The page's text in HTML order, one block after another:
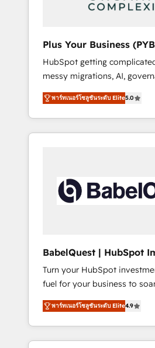
500+ HubSpot CRM
Google AI Overviews. HubSpot Impact Award
- Customer First HubSpot
Integrations Innovation
Award - Platform Migration
HubSpot Impact Award -
40+ full-time HubSpot
certifications and
Plus Your Business
Europe
HubSpot getting
messy migrations, AI,
organise that complexity, so
put HubSpot to work... Welcome to our
Profile! We help with: • CRM implementation,
reports, workflows, and
governance for HubSpot-
A little about us: • Boutique 'Elite' team of 12 •
42001:2023 certified - the AI
standard • GuardHub: our
framework, built on ISO 42001 Ready for
next step? Click the 👈 '𝗖𝗼𝗻𝘁𝗮𝗰𝘁 𝗯𝘂𝘀𝗶𝗻𝗲𝘀𝘀'
button to get in touch (𝘸𝘦'𝘳𝘦
𝘳𝘦𝘴𝘱𝘰𝘯𝘴𝘪𝘷𝘦)
พาร์ทเนอร์โซลูชันระดับ Elite5.0
BabelQuest | HubSpot
& Consultancy
Turn your HubSpot
fuel for your business to soar 🚀
team of accredited HubSpot
to help you. We can implement the platform
into complex business
optimise what you've got
พาร์ทเนอร์โซลูชันระดับ Elite4.9